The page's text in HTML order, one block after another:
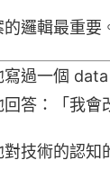
邏輯最重要
過一個
答：「我會
技術的認